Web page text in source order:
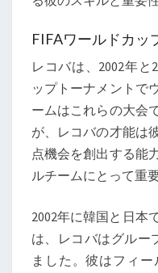
FIFAワールドカッ
レコバは、2002年と
ップトーナメントで
ームはこれらの大会
が、レコバの才能は
点機会を創出する能
ルチームにとって重
2002年に韓国と日本
は、レコバはグルー
ました。彼はフィ